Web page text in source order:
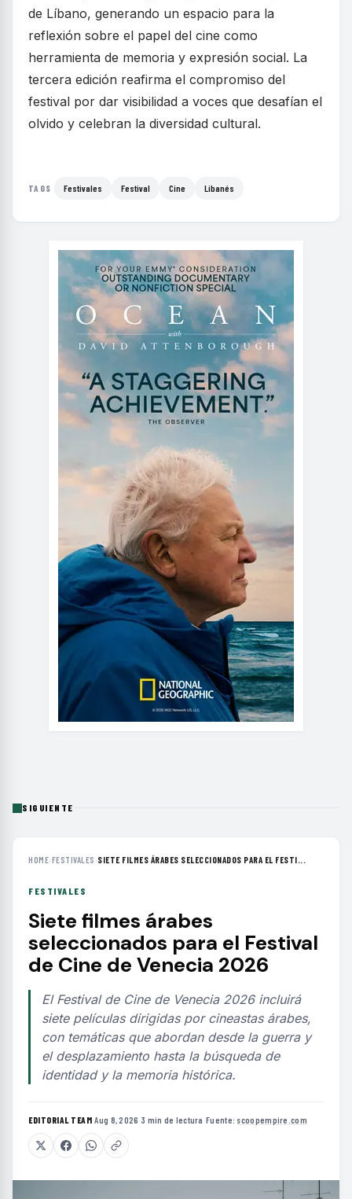
de Líbano, generando un espacio para la
reflexión sobre el papel del cine como
herramienta de memoria y expresión social. La
tercera edición reafirma el compromiso del
festival por dar visibilidad a voces que desafían el
olvido y celebran la diversidad cultural.
TAGS Festivales Festival Cine Libanés
SIGUIENTE
HOME›FESTIVALES ›SIETE FILMES ÁRABES SELECCIONADOS PARA EL FESTI...
FESTIVALES
Siete filmes árabes
seleccionados para el Festival
de Cine de Venecia 2026
El Festival de Cine de Venecia 2026 incluirá
siete películas dirigidas por cineastas árabes,
con temáticas que abordan desde la guerra y
el desplazamiento hasta la búsqueda de
identidad y la memoria histórica.
EDITORIAL TEAM·Aug 8, 2026 ·3 min de lectura ·Fuente: scoopempire.com